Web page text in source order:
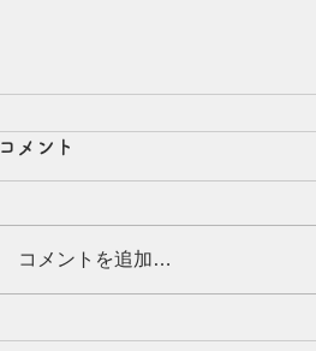
美容師たまちゃんの【夏の自
由研究】〜プール後の髪で答
えあわせ〜
８月、夏休みシーズンですね！
毎日暑いですが、みなさまお元気
コメント
コメントを追加…